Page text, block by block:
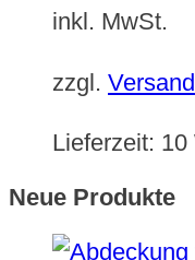
inkl. MwSt.
zzgl. Versand
Lieferzeit: 10
Neue Produkte